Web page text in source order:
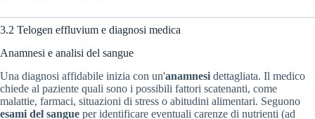
3.2 Telogen effluvium e diagnosi medica
Anamnesi e analisi del sangue
Una diagnosi affidabile inizia con un'anamnesi dettagliata. Il medico
chiede al paziente quali sono i possibili fattori scatenanti, come
malattie, farmaci, situazioni di stress o abitudini alimentari. Seguono
esami del sangue per identificare eventuali carenze di nutrienti (ad